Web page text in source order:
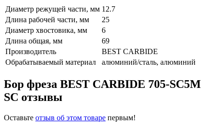
Диаметр режущей части, мм 12.7
Длина рабочей части, мм
25
Диаметр хвостовика, мм
6
Длина общая, мм
69
Производитель
BEST CARBIDE
Обрабатываемый материал
алюминий/сталь, алюминий
Бор фреза BEST CARBIDE 705-SC5M
SC отзывы
Оставьте отзыв об этом товаре первым!